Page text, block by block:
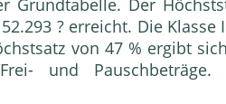
Grundtabelle. Der
? erreicht. Die
von 47 % ergibt
Frei- und